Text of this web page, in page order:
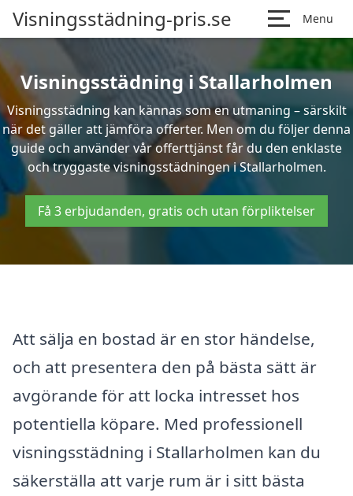
Visningsstädning-pris.se Menu
Visningsstädning i Stallarholmen
Visningsstädning kan kännas som en utmaning – särskilt
när det gäller att jämföra offerter. Men om du följer denna
guide och använder vår offerttjänst får du den enklaste
och tryggaste visningsstädningen i Stallarholmen.
Få 3 erbjudanden, gratis och utan förpliktelser
Att sälja en bostad är en stor händelse,
och att presentera den på bästa sätt är
avgörande för att locka intresset hos
potentiella köpare. Med professionell
visningsstädning i Stallarholmen kan du
säkerställa att varje rum är i sitt bästa